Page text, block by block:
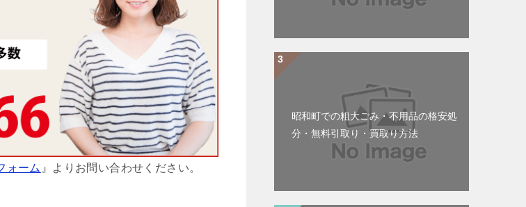
ォーム 』よりお問い合わせください。
昭和町での粗大ごみ・不用品の格安処
分・無料引取り・買取り方法